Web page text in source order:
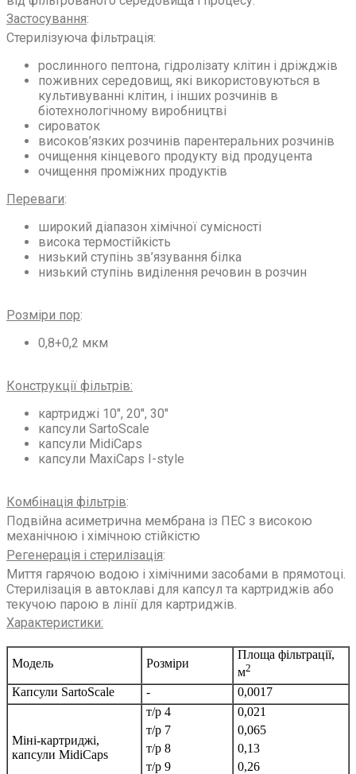
Застосування:
Стерилізуюча фільтрація:
рослинного пептона, гідролізату клітин і дріжджів
поживних середовищ, які використовуються в
культивуванні клітин, і інших розчинів в
біотехнологічному виробництві
сироваток
високов’язких розчинів парентеральних розчинів
очищення кінцевого продукту від продуцента
очищення проміжних продуктів
Переваги:
широкий діапазон хімічної сумісності
висока термостійкість
низький ступінь зв’язування білка
низький ступінь виділення речовин в розчин
Розміри пор:
0,8+0,2 мкм
Конструкції фільтрів:
картриджі 10″, 20″, 30″
капсули SartoScale
капсули MidiCaps
капсули MaxiCaps I-style
Комбінація фільтрів:
Подвійна асиметрична мембрана із ПЕС з високою
механічною і хімічною стійкістю
Регенерація і стерилізація:
Миття гарячою водою і хімічними засобами в прямотоці.
Стерилізація в автоклаві для капсул та картриджів або
текучою парою в лінії для картриджів.
Характеристики:
Модель Розміри
Площа фільтрації,
м2
Капсули SartoScale - 0,0017
Міні-картриджі,
капсули MidiCaps
т/р 4
т/р 7
т/р 8
т/р 9
0,021
0,065
0,13
0,26